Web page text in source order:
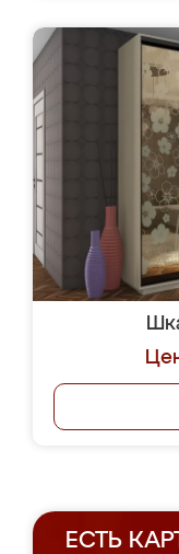
ЕСТЬ